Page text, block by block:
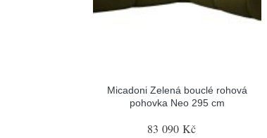
Micadoni Zelená bouclé rohová
pohovka Neo 295 cm
83 090 Kč